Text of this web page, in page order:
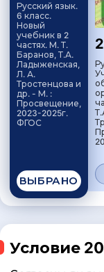
Русский язык.
6 класс.
Новый
учебник в 2
частях. М. Т.
Баранов, Т.А.
Ладыженская,
Л. А.
Тростенцова и
др. - М. :
Просвещение,
2023-2025г.
ФГОС
ВЫБРАНО
Условие